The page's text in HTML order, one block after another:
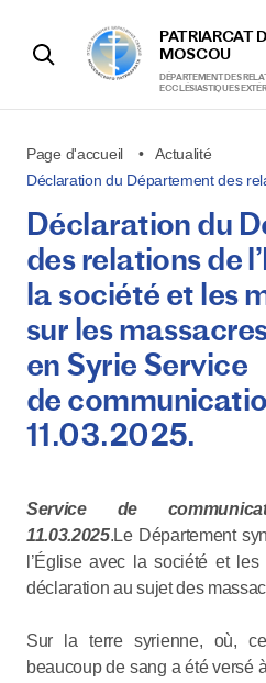
PATRIARCAT
MOSCOU
DÉPARTEMENT DES
ECCLÉSIASTIQUES
Page d'accueil
Actualité
Déclaration du Département des
Déclaration du
des relations de
la société et les
sur les
en Syrie Service
de
11.03.2025.
Service de
11.03.2025.Le Département
l’Église avec la société et
déclaration au sujet des
Sur la terre syrienne, où,
beaucoup de sang a été versé